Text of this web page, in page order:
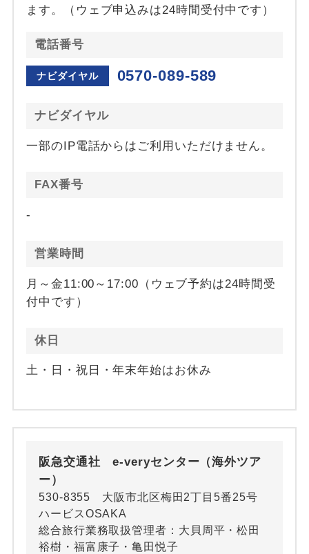
ます。（ウェブ申込みは24時間受付中です）
電話番号
ナビダイヤル 0570-089-589
ナビダイヤル
一部のIP電話からはご利用いただけません。
FAX番号
-
営業時間
月～金11:00～17:00（ウェブ予約は24時間受
付中です）
休日
土・日・祝日・年末年始はお休み
阪急交通社 e-veryセンター（海外ツア
ー）
530-8355 大阪市北区梅田2丁目5番25号
ハービスOSAKA
総合旅行業務取扱管理者：大貝周平・松田
裕樹・福富康子・亀田悦子